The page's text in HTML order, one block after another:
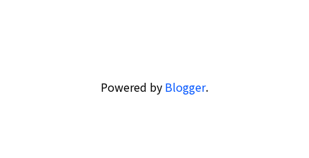
Powered by Blogger.